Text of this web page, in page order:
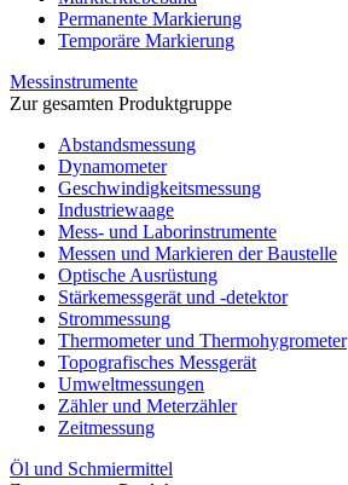
Permanente Markierung
Temporäre Markierung
Messinstrumente
Zur gesamten Produktgruppe
Abstandsmessung
Dynamometer
Geschwindigkeitsmessung
Industriewaage
Mess- und Laborinstrumente
Messen und Markieren der Baustelle
Optische Ausrüstung
Stärkemessgerät und -detektor
Strommessung
Thermometer und Thermohygrometer
Topografisches Messgerät
Umweltmessungen
Zähler und Meterzähler
Zeitmessung
Öl und Schmiermittel